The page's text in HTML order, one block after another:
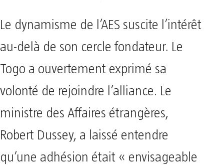
Le dynamisme de l’AES suscite l’intérêt
au-delà de son cercle fondateur. Le
Togo a ouvertement exprimé sa
volonté de rejoindre l’alliance. Le
ministre des Affaires étrangères,
Robert Dussey, a laissé entendre
qu’une adhésion était « envisageable